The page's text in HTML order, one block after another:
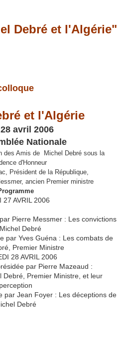
Debré et l'Algérie"
et l'Algérie
avril 2006
Nationale
des Amis de Michel Debré sous la
d'Honneur
Président de la République,
ancien Premier ministre
27 AVRIL 2006
Pierre Messmer : Les convictions
Debré
par Yves Guéna : Les combats de
Premier Ministre
28 AVRIL 2006
par Pierre Mazeaud :
Debré, Premier Ministre, et leur
perception
par Jean Foyer : Les déceptions de
Debré